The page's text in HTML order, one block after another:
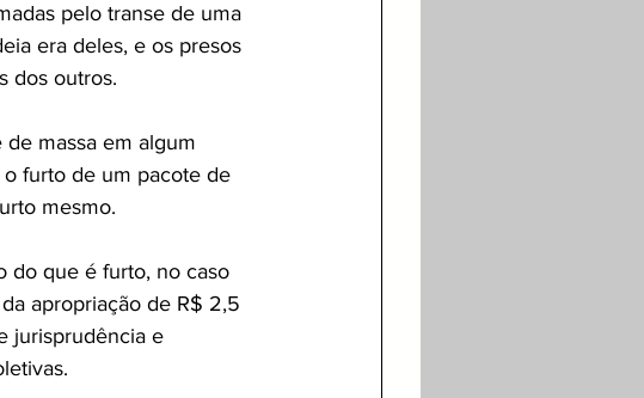
pelo transe de uma
era deles, e os presos
dos outros.
massa em algum
furto de um pacote de
mesmo.
do que é furto, no caso
apropriação de R$ 2,5
jurisprudência e